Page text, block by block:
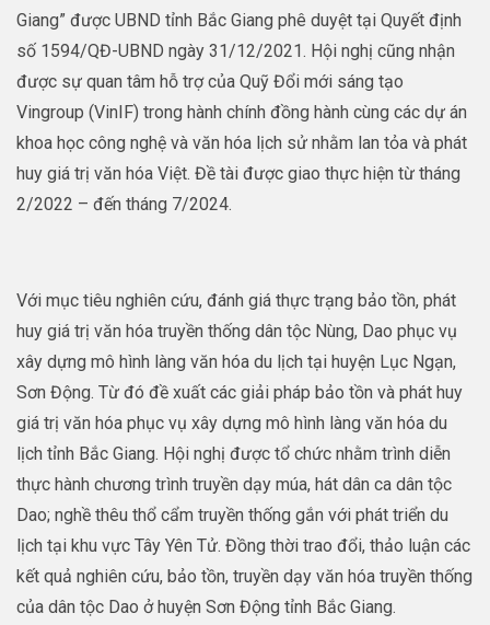
Giang” được UBND tỉnh Bắc Giang phê duyệt tại Quyết định
số 1594/QĐ-UBND ngày 31/12/2021. Hội nghị cũng nhận
được sự quan tâm hỗ trợ của Quỹ Đổi mới sáng tạo
Vingroup (VinIF) trong hành chính đồng hành cùng các dự án
khoa học công nghệ và văn hóa lịch sử nhằm lan tỏa và phát
huy giá trị văn hóa Việt. Đề tài được giao thực hiện từ tháng
2/2022 – đến tháng 7/2024.
Với mục tiêu nghiên cứu, đánh giá thực trạng bảo tồn, phát
huy giá trị văn hóa truyền thống dân tộc Nùng, Dao phục vụ
xây dựng mô hình làng văn hóa du lịch tại huyện Lục Ngạn,
Sơn Động. Từ đó đề xuất các giải pháp bảo tồn và phát huy
giá trị văn hóa phục vụ xây dựng mô hình làng văn hóa du
lịch tỉnh Bắc Giang. Hội nghị được tổ chức nhằm trình diễn
thực hành chương trình truyền dạy múa, hát dân ca dân tộc
Dao; nghề thêu thổ cẩm truyền thống gắn với phát triển du
lịch tại khu vực Tây Yên Tử. Đồng thời trao đổi, thảo luận các
kết quả nghiên cứu, bảo tồn, truyền dạy văn hóa truyền thống
của dân tộc Dao ở huyện Sơn Động tỉnh Bắc Giang.